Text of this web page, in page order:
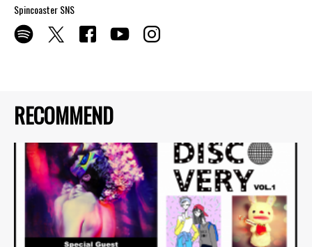
RECOMMEND
Spincoaster SNS